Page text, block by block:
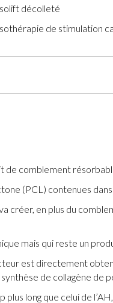
décolleté
de stimulation
de comblement
(PCL) contenues
créer, en plus du
mais qui reste un
est directement
de collagène de
long que celui de